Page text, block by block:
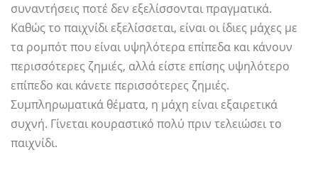
συναντήσεις ποτέ δεν εξελίσσονται πραγματικά.
Καθώς το παιχνίδι εξελίσσεται, είναι οι ίδιες μάχες με
τα ρομπότ που είναι υψηλότερα επίπεδα και κάνουν
περισσότερες ζημιές, αλλά είστε επίσης υψηλότερο
επίπεδο και κάνετε περισσότερες ζημιές.
Συμπληρωματικά θέματα, η μάχη είναι εξαιρετικά
συχνή. Γίνεται κουραστικό πολύ πριν τελειώσει το
παιχνίδι.